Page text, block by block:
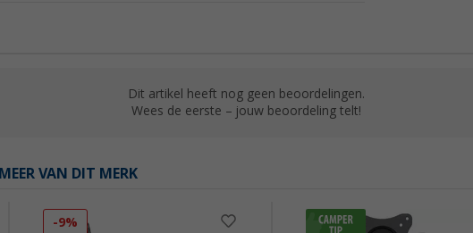
Dit artikel heeft nog geen beoordelingen.
Wees de eerste – jouw beoordeling telt!
MEER VAN DIT MERK
-9%